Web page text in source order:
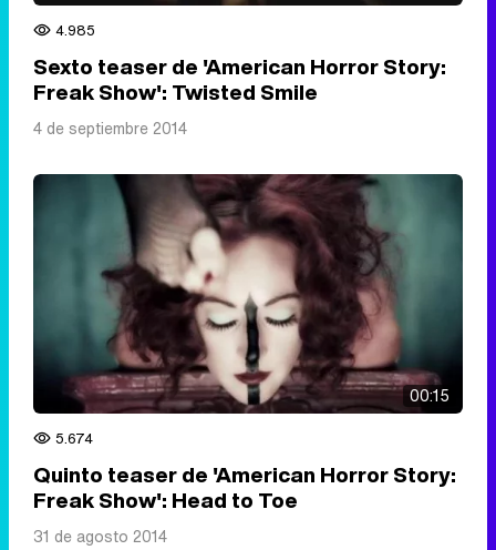
4.985
Sexto teaser de 'American Horror Story:
Freak Show': Twisted Smile
4 de septiembre 2014
00:15
5.674
Quinto teaser de 'American Horror Story:
Freak Show': Head to Toe
31 de agosto 2014